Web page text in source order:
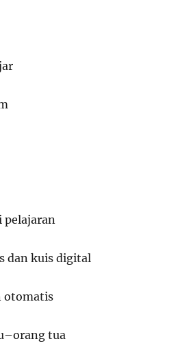
pelajaran
dan kuis digital
otomatis
tua